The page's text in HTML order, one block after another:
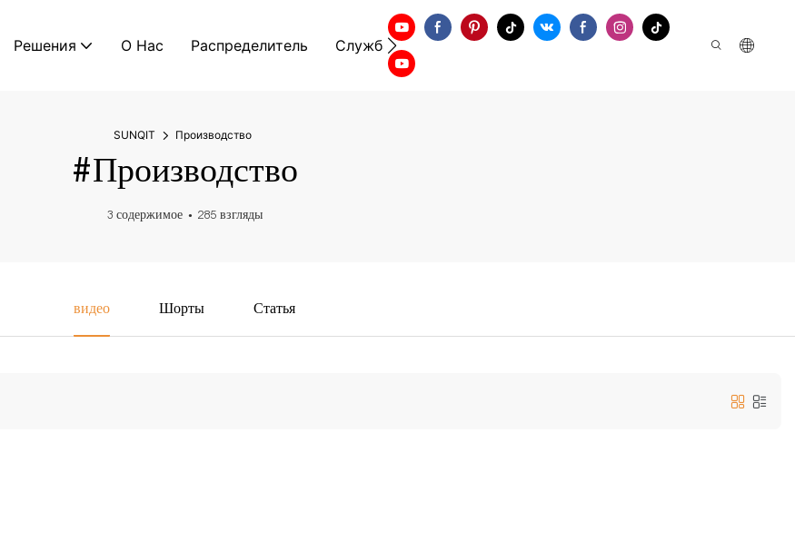
Решения О Нас Распределитель Служба Поддержки Свяжитесь С Нами
SUNQIT Производство
#Производство
3 содержимое 285 взгляды
видео Шорты Статья